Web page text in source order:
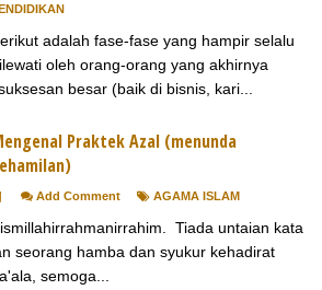
adalah fase-fase yang hampir selalu
oleh orang-orang yang akhirnya
besar (baik di bisnis, kari...
Praktek Azal (menunda
Add Comment AGAMA ISLAM
Tiada untaian kata
seorang hamba dan syukur kehadirat
semoga...